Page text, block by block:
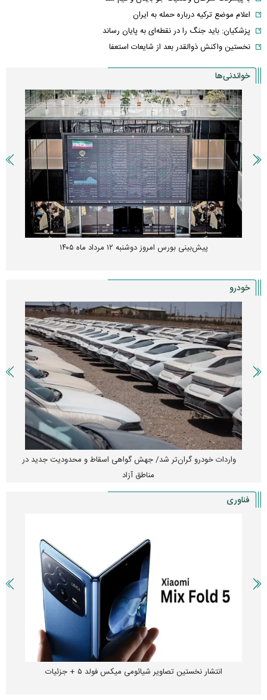
اعلام موضع ترکیه درباره حمله به ایران
پزشکیان: باید جنگ را در نقطه‌ای به پایان رساند
نخستین واکنش ذوالقدر بعد از شایعات استعفا
خواندنی‌ها
پیش‌بینی بورس امروز دوشنبه ۱۲ مرداد ماه ۱۴۰۵
خودرو
واردات خودرو گران‌تر شد/ جهش گواهی اسقاط و محدودیت جدید در
مناطق آزاد
فناوری
انتشار نخستین تصاویر شیائومی میکس فولد ۵ + جزئیات